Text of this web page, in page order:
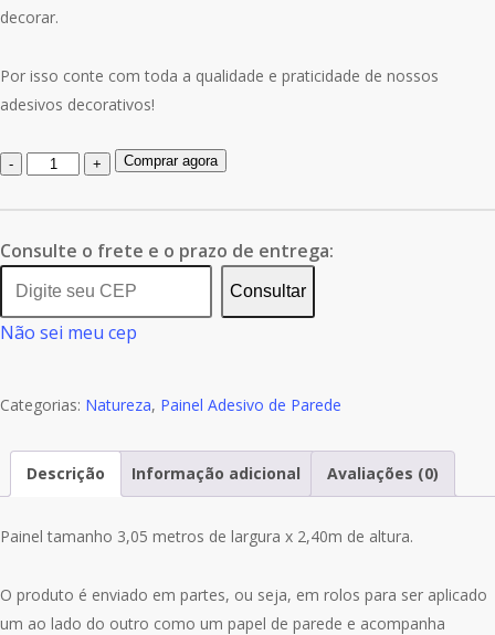
decorar.
Por isso conte com toda a qualidade e praticidade de nossos
adesivos decorativos!
Quantidade
Adesivo
Praia
Mar
Comprar agora
Consulte o frete e o prazo de entrega:
Consultar
Não sei meu cep
Categorias: Natureza, Painel Adesivo de Parede
Descrição Informação adicional Avaliações (0)
Painel tamanho 3,05 metros de largura x 2,40m de altura.
O produto é enviado em partes, ou seja, em rolos para ser aplicado
um ao lado do outro como um papel de parede e acompanha